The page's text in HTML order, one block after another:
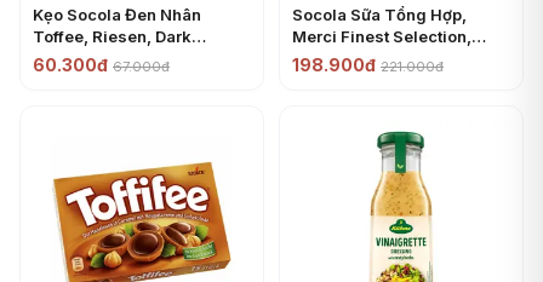
Kẹo Socola Đen Nhân
Toffee, Riesen, Dark
Chocolate Chewy Toffee
60.300đ 67.000đ
Socola Sữa Tổng Hợp,
Merci Finest Selection,
Assorted Milk Chocolates
198.900đ 221.000đ